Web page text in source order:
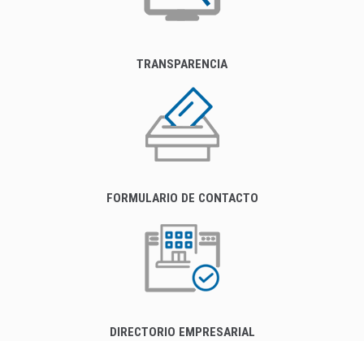
TRANSPARENCIA
FORMULARIO DE CONTACTO
DIRECTORIO EMPRESARIAL